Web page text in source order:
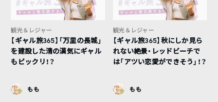
観光＆レジャー
【ギャル旅365】「万里の長城」
を建設した清の漢気にギャル
もビックリ！？
もも
観光＆レジャー
【ギャル旅365】秋にしか見ら
れない絶景・レッドビーチで
は「アツい恋愛ができそう」！？
もも